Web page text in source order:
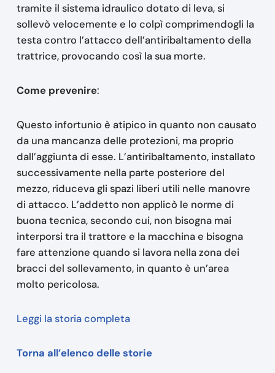
tramite il sistema idraulico dotato di leva, si
sollevò velocemente e lo colpì comprimendogli la
testa contro l’attacco dell’antiribaltamento della
trattrice, provocando così la sua morte.
Come prevenire:
Questo infortunio è atipico in quanto non causato
da una mancanza delle protezioni, ma proprio
dall’aggiunta di esse. L’antiribaltamento, installato
successivamente nella parte posteriore del
mezzo, riduceva gli spazi liberi utili nelle manovre
di attacco. L’addetto non applicò le norme di
buona tecnica, secondo cui, non bisogna mai
interporsi tra il trattore e la macchina e bisogna
fare attenzione quando si lavora nella zona dei
bracci del sollevamento, in quanto è un’area
molto pericolosa.
Leggi la storia completa
Torna all’elenco delle storie